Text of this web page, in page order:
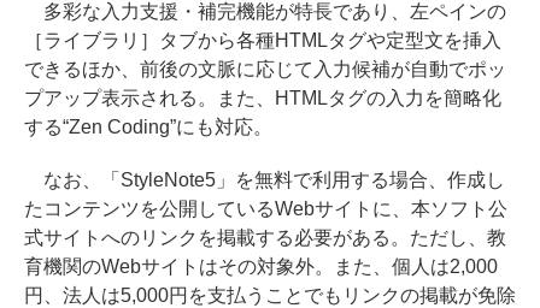
多彩な入力支援・補完機能が特長であり、左ペインの
［ライブラリ］タブから各種HTMLタグや定型文を挿入
できるほか、前後の文脈に応じて入力候補が自動でポッ
プアップ表示される。また、HTMLタグの入力を簡略化
する“Zen Coding”にも対応。
なお、「StyleNote5」を無料で利用する場合、作成し
たコンテンツを公開しているWebサイトに、本ソフト公
式サイトへのリンクを掲載する必要がある。ただし、教
育機関のWebサイトはその対象外。また、個人は2,000
円、法人は5,000円を支払うことでもリンクの掲載が免除